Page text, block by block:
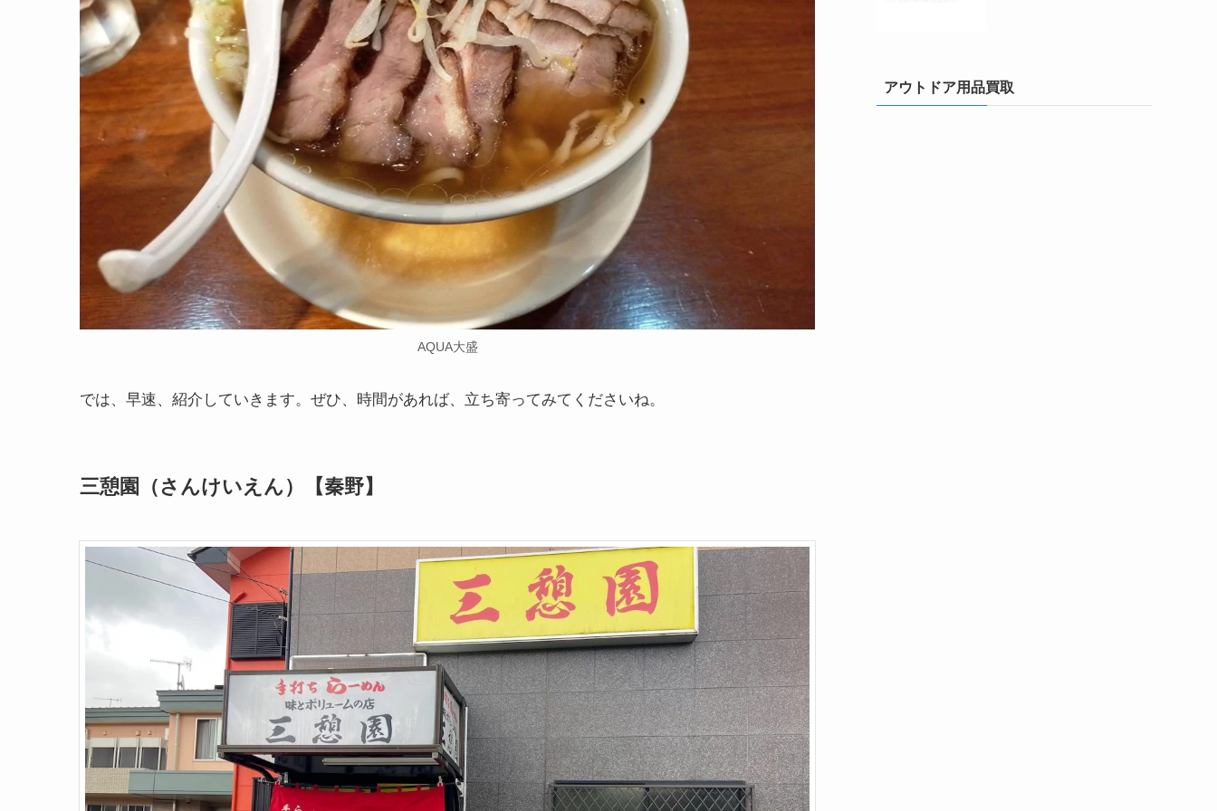
AQUA大盛
では、早速、紹介していきます。ぜひ、時間があれば、立ち寄ってみてくださいね。
三憩園（さんけいえん）【秦野】
アウトドア用品買取